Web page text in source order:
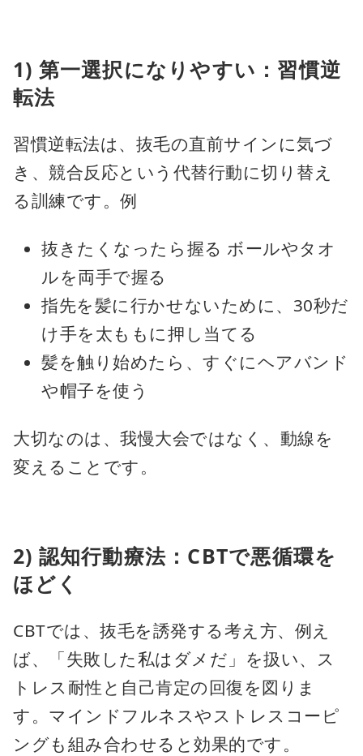
1) 第一選択になりやすい：習慣逆
転法
習慣逆転法は、抜毛の直前サインに気づ
き、競合反応という代替行動に切り替え
る訓練です。例
抜きたくなったら握る ボールやタオ
ルを両手で握る
指先を髪に行かせないために、30秒だ
け手を太ももに押し当てる
髪を触り始めたら、すぐにヘアバンド
や帽子を使う
大切なのは、我慢大会ではなく、動線を
変えることです。
2) 認知行動療法：CBTで悪循環を
ほどく
CBTでは、抜毛を誘発する考え方、例え
ば、「失敗した私はダメだ」を扱い、ス
トレス耐性と自己肯定の回復を図りま
す。マインドフルネスやストレスコーピ
ングも組み合わせると効果的です。